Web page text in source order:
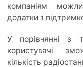
компаніям
додатки з
У порівнянні з
користувачі
кількість